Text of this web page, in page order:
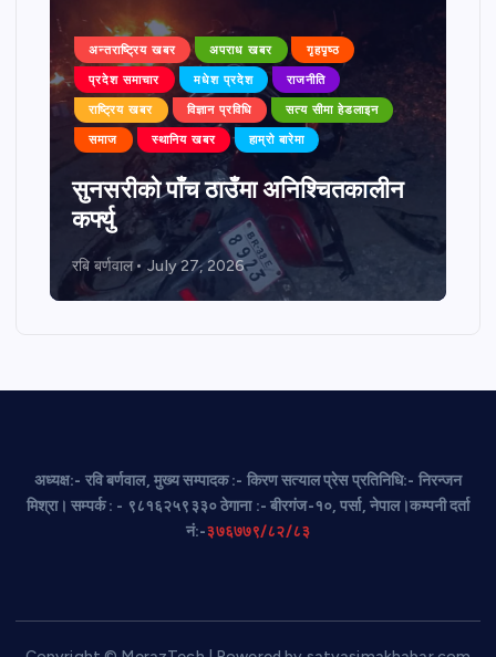
अन्तराष्ट्रिय खबर अपराध खबर गृहपृष्ठ
प्रदेश समाचार मधेश प्रदेश राजनीति
राष्ट्रिय खबर विज्ञान प्रविधि सत्य सीमा हेडलाइन
समाज स्थानिय खबर हाम्रो बारेमा
सुनसरीको पाँच ठाउँमा अनिश्चितकालीन
कर्फ्यु
रबि बर्णवाल July 27, 2026
अध्यक्ष:- रवि बर्णवाल, मुख्य सम्पादक :- किरण सत्याल प्रेस प्रतिनिधि:- निरन्जन
मिश्रा। सम्पर्क : - ९८१६२५९३३० ठेगाना :- बीरगंज-१०, पर्सा, नेपाल।कम्पनी दर्ता
नं:-३७६७७९/८२/८३